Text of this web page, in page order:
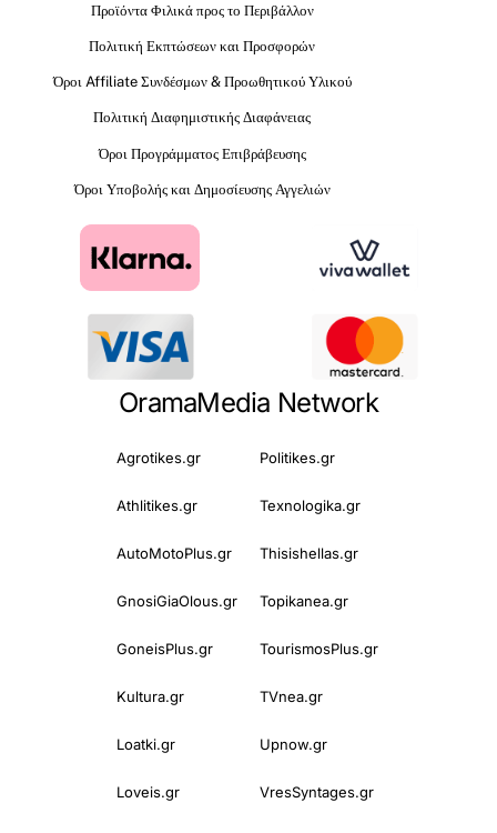
Προϊόντα Φιλικά προς το Περιβάλλον
Πολιτική Εκπτώσεων και Προσφορών
Όροι Affiliate Συνδέσμων & Προωθητικού Υλικού
Πολιτική Διαφημιστικής Διαφάνειας
Όροι Προγράμματος Επιβράβευσης
Όροι Υποβολής και Δημοσίευσης Αγγελιών
OramaMedia Network
Agrotikes.gr Politikes.gr
Athlitikes.gr Texnologika.gr
AutoMotoPlus.gr Thisishellas.gr
GnosiGiaOlous.gr Topikanea.gr
GoneisPlus.gr TourismosPlus.gr
Kultura.gr TVnea.gr
Loatki.gr Upnow.gr
Loveis.gr VresSyntages.gr